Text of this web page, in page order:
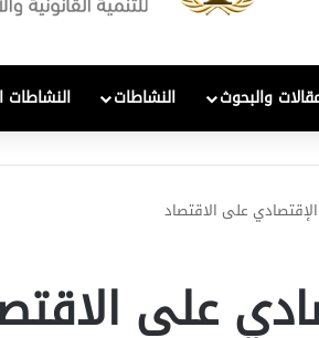
والبحوث النشاطات النشاطات
الإقتصادي على الاقتصاد
على